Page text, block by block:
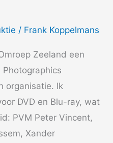
/ Frank Koppelmans
Zeeland een
organisatie. Ik
DVD en Blu-ray, wat
PVM Peter Vincent,
Xander